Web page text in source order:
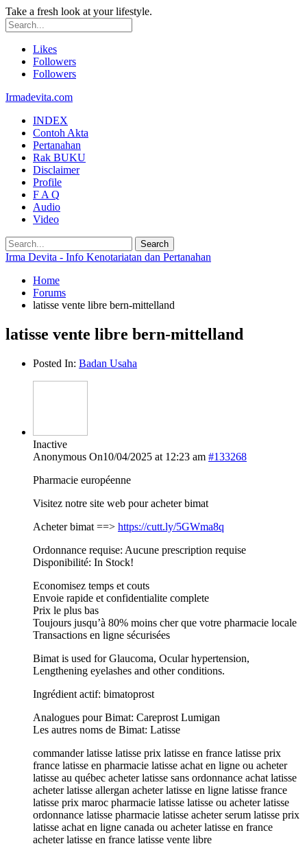
Take a fresh look at your lifestyle.
Likes
Followers
Followers
Irmadevita.com
INDEX
Contoh Akta
Pertanahan
Rak BUKU
Disclaimer
Profile
F A Q
Audio
Video
Irma Devita - Info Kenotariatan dan Pertanahan
Home
Forums
latisse vente libre bern-mittelland
latisse vente libre bern-mittelland
Posted In: Badan Usaha
Inactive
Anonymous On10/04/2025 at 12:23 am #133268
Pharmacie européenne
Visitez notre site web pour acheter bimat
Acheter bimat ==> https://cutt.ly/5GWma8q
Ordonnance requise: Aucune prescription requise
Disponibilité: In Stock!
Economisez temps et couts
Envoie rapide et confidentialite complete
Prix le plus bas
Toujours jusqu’à 80% moins cher que votre pharmacie locale
Transactions en ligne sécurisées
Bimat is used for Glaucoma, Ocular hypertension,
Lengthening eyelashes and other conditions.
Ingrédient actif: bimatoprost
Analogues pour Bimat: Careprost Lumigan
Les autres noms de Bimat: Latisse
commander latisse latisse prix latisse en france latisse prix
france latisse en pharmacie latisse achat en ligne ou acheter
latisse au québec acheter latisse sans ordonnance achat latisse
acheter latisse allergan acheter latisse en ligne latisse france
latisse prix maroc pharmacie latisse latisse ou acheter latisse
ordonnance latisse pharmacie latisse acheter serum latisse prix
latisse achat en ligne canada ou acheter latisse en france
acheter latisse en france latisse vente libre